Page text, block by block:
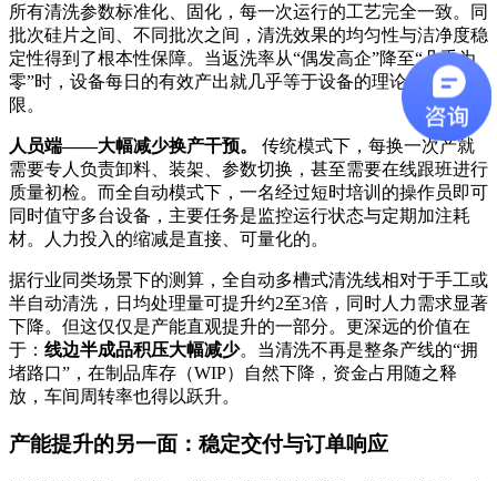
所有清洗参数标准化、固化，每一次运行的工艺完全一致。同
批次硅片之间、不同批次之间，清洗效果的均匀性与洁净度稳
定性得到了根本性保障。当返洗率从“偶发高企”降至“几乎为
零”时，设备每日的有效产出就几乎等于设备的理论产能上
限。
人员端——大幅减少换产干预。
传统模式下，每换一次产就
需要专人负责卸料、装架、参数切换，甚至需要在线跟班进行
质量初检。而全自动模式下，一名经过短时培训的操作员即可
同时值守多台设备，主要任务是监控运行状态与定期加注耗
材。人力投入的缩减是直接、可量化的。
据行业同类场景下的测算，全自动多槽式清洗线相对于手工或
半自动清洗，日均处理量可提升约2至3倍，同时人力需求显著
下降。但这仅仅是产能直观提升的一部分。更深远的价值在
于： 线边半成品积压大幅减少。当清洗不再是整条产线的“拥
堵路口”，在制品库存（WIP）自然下降，资金占用随之释
放，车间周转率也得以跃升。
产能提升的另一面：稳定交付与订单响应